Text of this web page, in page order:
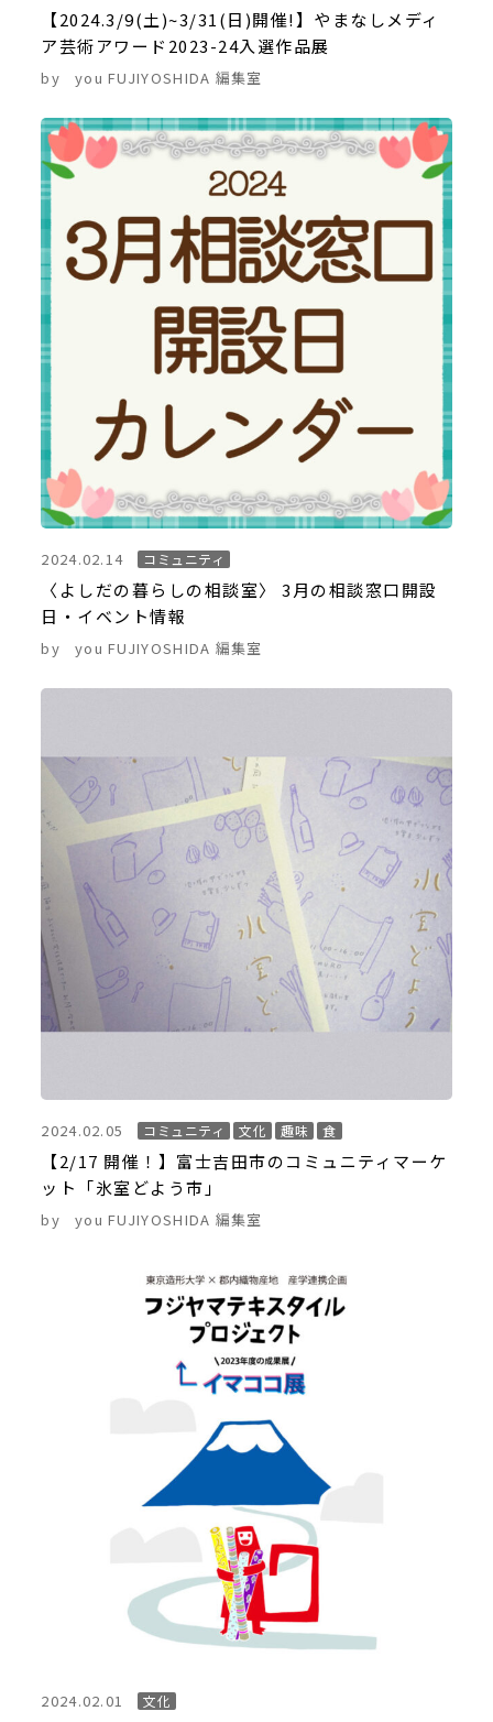
【2024.3/9(土)~3/31(日)開催!】やまなしメディ
ア芸術アワード2023-24入選作品展
by you FUJIYOSHIDA 編集室
2024.02.14 コミュニティ
〈よしだの暮らしの相談室〉 3月の相談窓口開設
日・イベント情報
by you FUJIYOSHIDA 編集室
2024.02.05 コミュニティ 文化 趣味 食
【2/17 開催！】富士吉田市のコミュニティマーケ
ット「氷室どよう市」
by you FUJIYOSHIDA 編集室
2024.02.01 文化